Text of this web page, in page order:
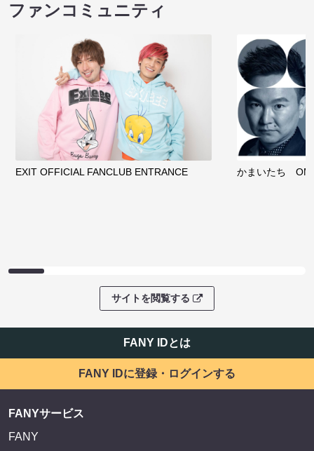
ファンコミュニティ
EXIT OFFICIAL FANCLUB ENTRANCE かまいたち
サイトを閲覧する
FANY IDとは
FANY IDに登録・ログインする
FANYサービス
FANY